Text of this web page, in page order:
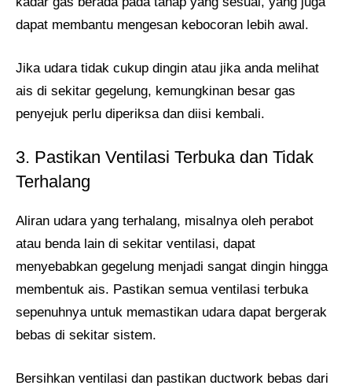
dapat membantu mengesan kebocoran lebih awal.
Jika udara tidak cukup dingin atau jika anda melihat
ais di sekitar gegelung, kemungkinan besar gas
penyejuk perlu diperiksa dan diisi kembali.
3. Pastikan Ventilasi Terbuka dan Tidak
Terhalang
Aliran udara yang terhalang, misalnya oleh perabot
atau benda lain di sekitar ventilasi, dapat
menyebabkan gegelung menjadi sangat dingin hingga
membentuk ais. Pastikan semua ventilasi terbuka
sepenuhnya untuk memastikan udara dapat bergerak
bebas di sekitar sistem.
Bersihkan ventilasi dan pastikan ductwork bebas dari